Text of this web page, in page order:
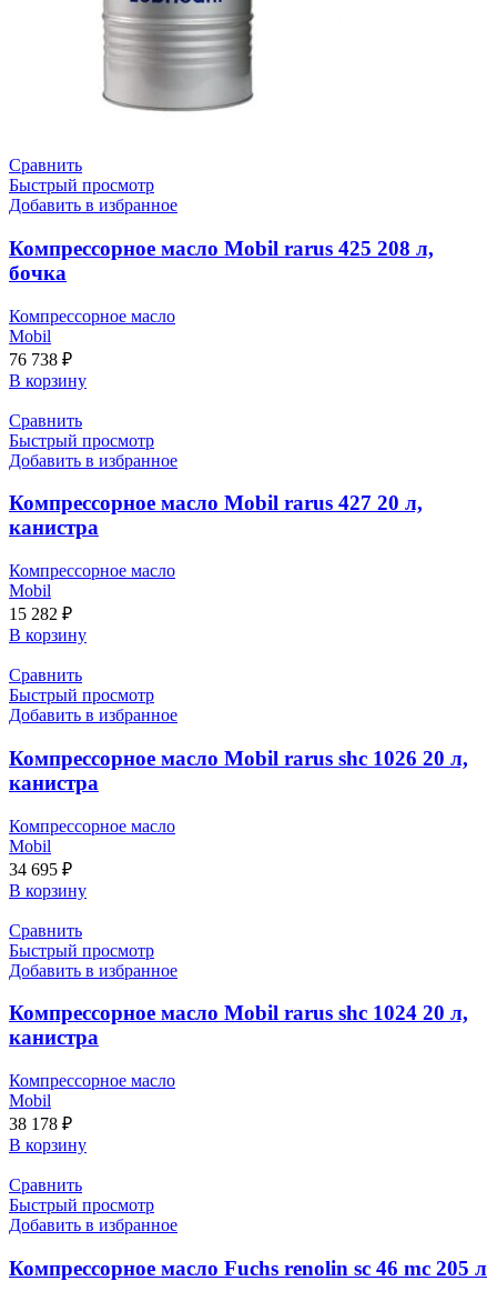
Сравнить
Быстрый просмотр
Добавить в избранное
Компрессорное масло Mobil rarus 425 208 л,
бочка
Компрессорное масло
Mobil
76 738 ₽
В корзину
Сравнить
Быстрый просмотр
Добавить в избранное
Компрессорное масло Mobil rarus 427 20 л,
канистра
Компрессорное масло
Mobil
15 282 ₽
В корзину
Сравнить
Быстрый просмотр
Добавить в избранное
Компрессорное масло Mobil rarus shc 1026 20 л,
канистра
Компрессорное масло
Mobil
34 695 ₽
В корзину
Сравнить
Быстрый просмотр
Добавить в избранное
Компрессорное масло Mobil rarus shc 1024 20 л,
канистра
Компрессорное масло
Mobil
38 178 ₽
В корзину
Сравнить
Быстрый просмотр
Добавить в избранное
Компрессорное масло Fuchs renolin sc 46 mс 205 л